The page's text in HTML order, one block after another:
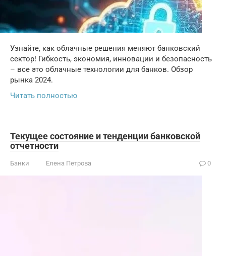
Узнайте, как облачные решения меняют банковский
сектор! Гибкость, экономия, инновации и безопасность
– все это облачные технологии для банков. Обзор
рынка 2024.
Читать полностью
Текущее состояние и тенденции банковской
отчетности
Банки Елена Петрова 0